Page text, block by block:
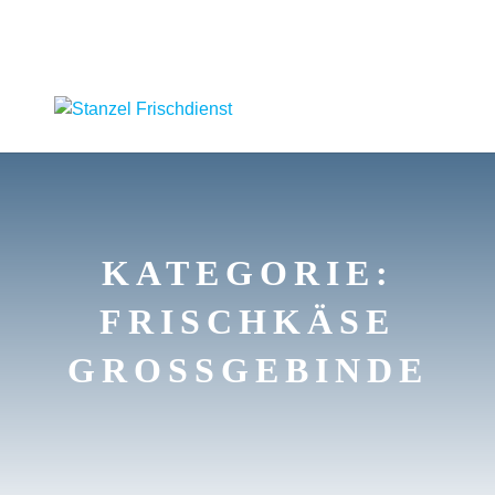
KATEGORIE:
FRISCHKÄSE
GROSSGEBINDE